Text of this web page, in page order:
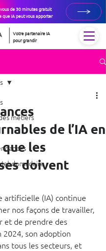
de 30 minutes gratuit
que IA peut vous apporter
Votre partenaire IA
pour grandir
métiers
de l’IA en
que les
doivent
artificielle (IA) continue
nos façons de travailler,
et de prendre des
2024, son adoption
tous les secteurs, et